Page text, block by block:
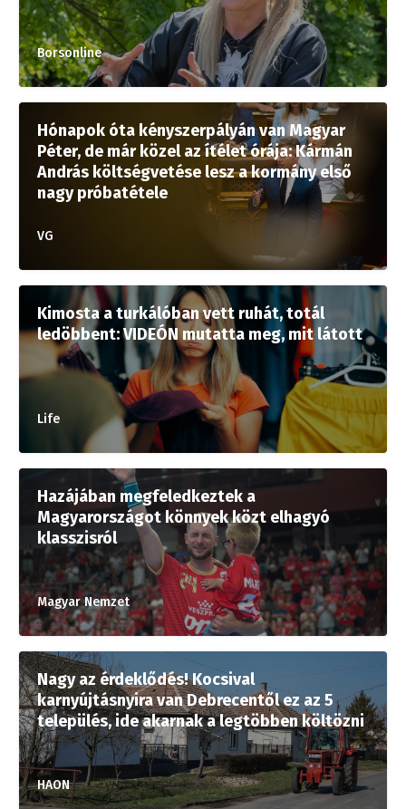
Borsonline
Hónapok óta kényszerpályán van Magyar
Péter, de már közel az ítélet órája: Kármán
András költségvetése lesz a kormány első
nagy próbatétele
VG
Kimosta a turkálóban vett ruhát, totál
ledöbbent: VIDEÓN mutatta meg, mit látott
Life
Hazájában megfeledkeztek a
Magyarországot könnyek közt elhagyó
klasszisról
Magyar Nemzet
Nagy az érdeklődés! Kocsival
karnyújtásnyira van Debrecentől ez az 5
település, ide akarnak a legtöbben költözni
HAON